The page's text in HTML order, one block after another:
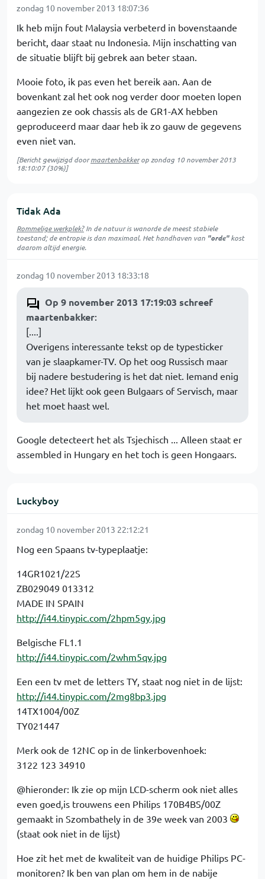
zondag 10 november 2013 18:07:36
Ik heb mijn fout Malaysia verbeterd in bovenstaande
bericht, daar staat nu Indonesia. Mijn inschatting van
de situatie blijft bij gebrek aan beter staan.
Mooie foto, ik pas even het bereik aan. Aan de
bovenkant zal het ook nog verder door moeten lopen
aangezien ze ook chassis als de GR1-AX hebben
geproduceerd maar daar heb ik zo gauw de gegevens
even niet van.
[Bericht gewijzigd doormaartenbakkerop zondag 10 november 2013
18:10:07(30%)]
Tidak Ada
Rommelige werkplek?In de natuur iswanordede meest stabiele
toestand; de entropie is dan maximaal. Het handhaven van "orde"kost
daarom altijd energie.
zondag 10 november 2013 18:33:18
Op 9 november 2013 17:19:03 schreef
maartenbakker:
[....]
Overigens interessante tekst op de typesticker
van je slaapkamer-TV. Op het oog Russisch maar
bij nadere bestudering is het dat niet. Iemand enig
idee? Het lijkt ook geen Bulgaars of Servisch, maar
het moet haast wel.
Google detecteert het als Tsjechisch ... Alleen staat er
assembled in Hungary en het toch is geen Hongaars.
Luckyboy
zondag 10 november 2013 22:12:21
Nog een Spaans tv-typeplaatje:
14GR1021/22S
ZB029049 013312
MADE IN SPAIN
http://i44.tinypic.com/2hpm5gy.jpg
Belgische FL1.1
http://i44.tinypic.com/2whm5qv.jpg
Een een tv met de letters TY, staat nog niet in de lijst:
http://i44.tinypic.com/2mg8bp3.jpg
14TX1004/00Z
TY021447
Merk ook de 12NC op in de linkerbovenhoek:
3122 123 34910
@hieronder: Ik zie op mijn LCD-scherm ook niet alles
even goed,is trouwens een Philips 170B4BS/00Z
gemaakt in Szombathely in de 39e week van 2003
(staat ook niet in de lijst)
Hoe zit het met de kwaliteit van de huidige Philips PC-
monitoren? Ik ben van plan om hem in de nabije